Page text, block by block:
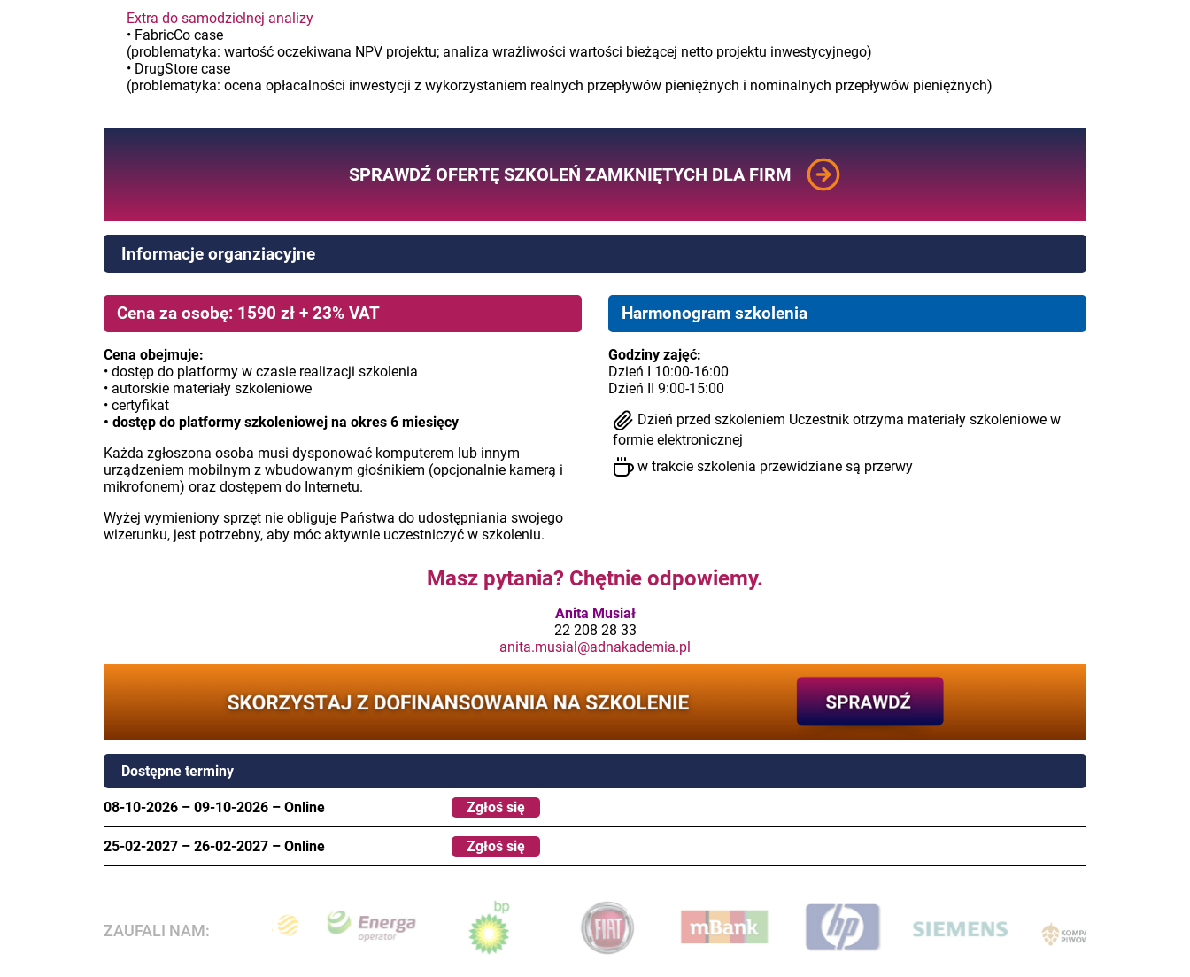
Extra do samodzielnej analizy
• FabricCo case
(problematyka: wartość oczekiwana NPV projektu; analiza wrażliwości wartości bieżącej netto projektu inwestycyjnego)
• DrugStore case
(problematyka: ocena opłacalności inwestycji z wykorzystaniem realnych przepływów pieniężnych i nominalnych przepływów pieniężnych)
SPRAWDŹ OFERTĘ SZKOLEŃ ZAMKNIĘTYCH DLA FIRM
Informacje organziacyjne
Cena za osobę: 1590 zł + 23% VAT
Cena obejmuje:
• dostęp do platformy w czasie realizacji szkolenia
• autorskie materiały szkoleniowe
• certyfikat
• dostęp do platformy szkoleniowej na okres 6 miesięcy
Każda zgłoszona osoba musi dysponować komputerem lub innym
urządzeniem mobilnym z wbudowanym głośnikiem (opcjonalnie kamerą i
mikrofonem) oraz dostępem do Internetu.
Wyżej wymieniony sprzęt nie obliguje Państwa do udostępniania swojego
wizerunku, jest potrzebny, aby móc aktywnie uczestniczyć w szkoleniu.
Harmonogram szkolenia
Godziny zajęć:
Dzień I 10:00-16:00
Dzień II 9:00-15:00
Dzień przed szkoleniem Uczestnik otrzyma materiały szkoleniowe w
formie elektronicznej
w trakcie szkolenia przewidziane są przerwy
Masz pytania? Chętnie odpowiemy.
Anita Musiał
22 208 28 33
anita.musial@adnakademia.pl
Dostępne terminy
08-10-2026 – 09-10-2026 – Online Zgłoś się
25-02-2027 – 26-02-2027 – Online Zgłoś się
ZAUFALI NAM: